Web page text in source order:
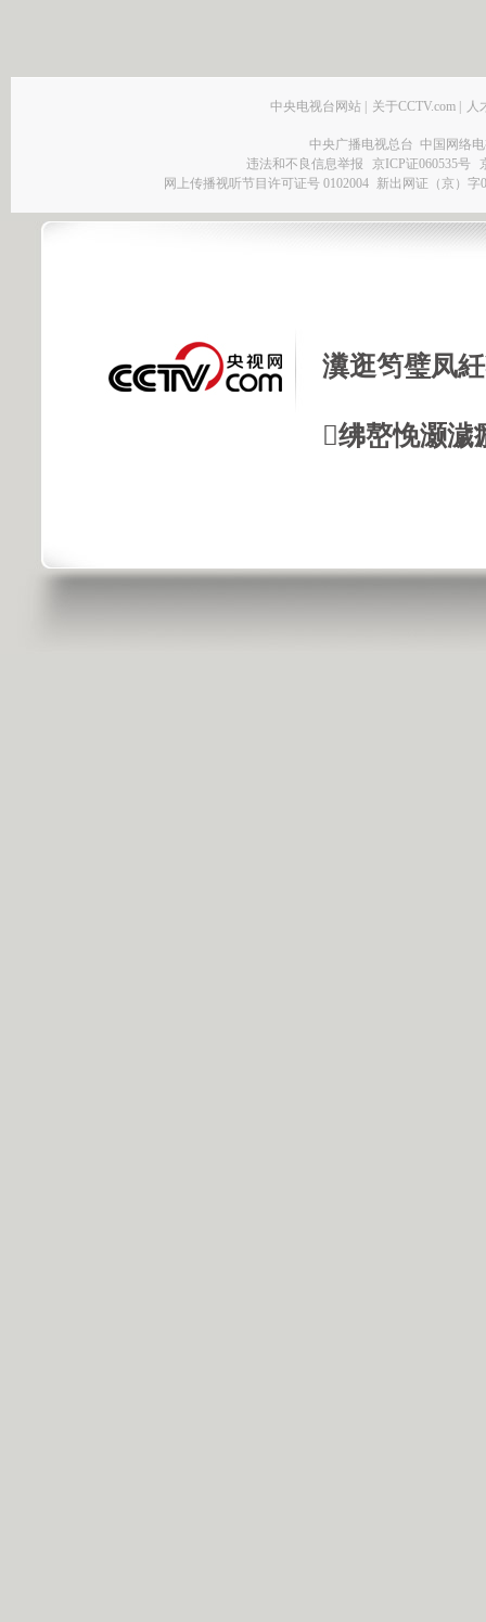
中央电视台网站 | 关于CCTV.com | 人
中央广播电视总台 中国网络
违法和不良信息举报
京ICP证060535号
网上传播视听节目许可证号 0102004 新出网证（京）
瀵逛笉璧凤
绋嶅悗灏